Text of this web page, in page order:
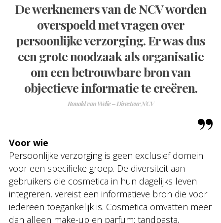
De werknemers van de NCV worden
overspoeld met vragen over
persoonlijke verzorging. Er was dus
een grote noodzaak als organisatie
om een betrouwbare bron van
objectieve informatie te creëren.
Ronald van Welie – Directeur NCV
Voor wie
Persoonlijke verzorging is geen exclusief domein
voor een specifieke groep. De diversiteit aan
gebruikers die cosmetica in hun dagelijks leven
integreren, vereist een informatieve bron die voor
iedereen toegankelijk is. Cosmetica omvatten meer
dan alleen make-up en parfum; tandpasta,